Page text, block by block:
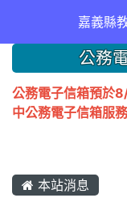
嘉義縣
公務
公務電子信箱預於
中公務電子信箱服
本站消息